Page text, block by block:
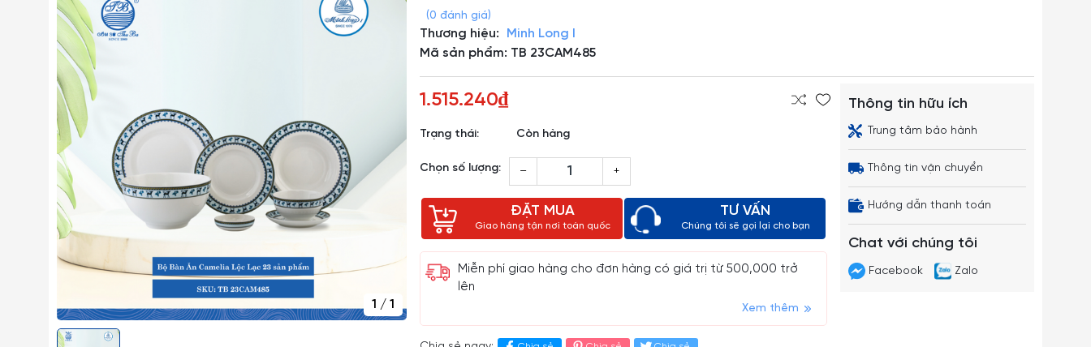
1 /1
(0 đánh giá)
Thương hiệu:
Minh Long I
Mã sản phẩm: TB 23CAM485
1.515.240₫
Trạng thái: Còn hàng
Chọn số lượng: – +
ĐẶT MUA
Giao hàng tận nơi toàn quốc
TƯ VẤN
Chúng tôi sẽ gọi lại cho bạn
Miễn phí giao hàng cho đơn hàng có giá trị từ 500,000 trở
lên
Xem thêm
Thông tin hữu ích
Trung tâm bảo hành
Thông tin vận chuyển
Hướng dẫn thanh toán
Chat với chúng tôi
Facebook Zalo